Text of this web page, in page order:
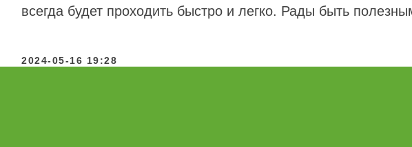
всегда будет проходить быстро и легко. Рады быть
2024-05-16 19:28